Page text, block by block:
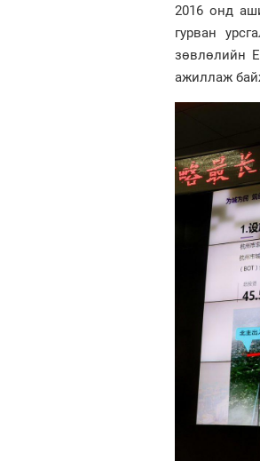
2016 онд
гурван
зөвлөлийн
ажиллаж